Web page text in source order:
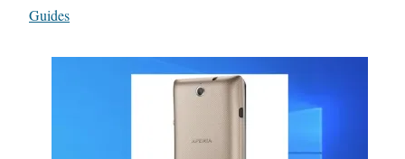
In relation to
Guides